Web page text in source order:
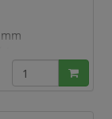
met
met
u
110 °